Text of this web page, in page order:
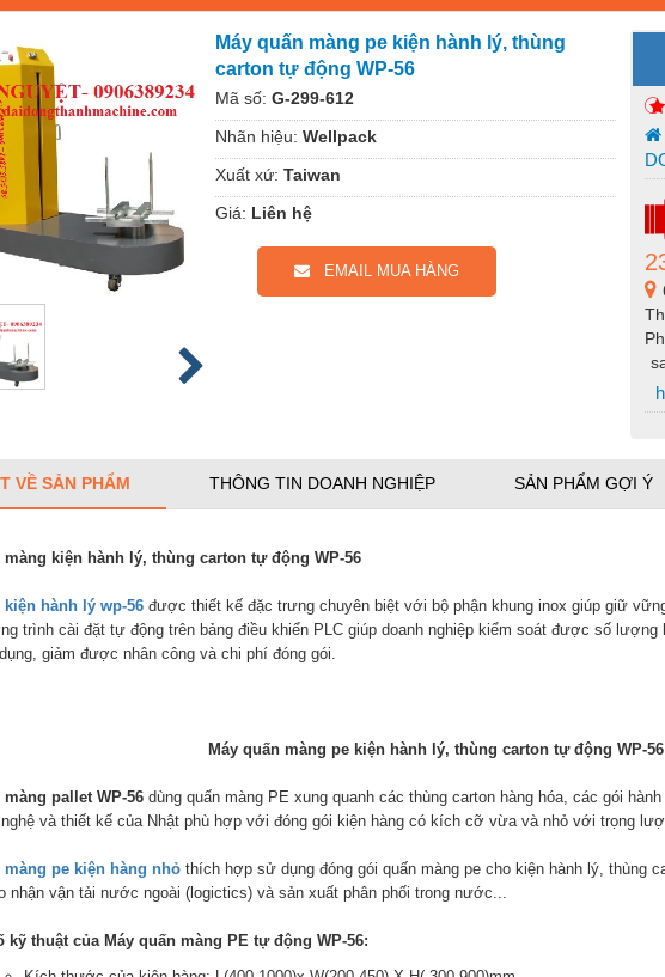
Máy quấn màng pe kiện hành lý, thùng
carton tự động WP-56
Mã số: G-299-612
Nhãn hiệu: Wellpack
Xuất xứ: Taiwan
Giá: Liên hệ
EMAIL MUA HÀNG
VỀ SẢN PHẨM THÔNG TIN DOANH NGHIỆP SẢN PHẨM GỢI Ý
màng kiện hành lý, thùng carton tự động WP-56
kiện hành lý wp-56 được thiết kế đặc trưng chuyên biệt với bộ phận khung inox giúp giữ
trình cài đặt tự động trên bảng điều khiển PLC giúp doanh nghiệp kiểm soát được số
giảm được nhân công và chi phí đóng gói.
Máy quấn màng pe kiện hành lý, thùng carton tự động WP-56
màng pallet WP-56 dùng quấn màng PE xung quanh các thùng carton hàng hóa, các gói
và thiết kế của Nhật phù hợp với đóng gói kiện hàng có kích cỡ vừa và nhỏ với trọng
màng pe kiện hàng nhỏ thích hợp sử dụng đóng gói quấn màng pe cho kiện hành lý, thùng
nhận vận tải nước ngoài (logictics) và sản xuất phân phối trong nước...
kỹ thuật của Máy quấn màng PE tự động WP-56: